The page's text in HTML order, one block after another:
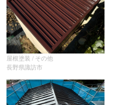
屋根塗装 / その他
長野県諏訪市